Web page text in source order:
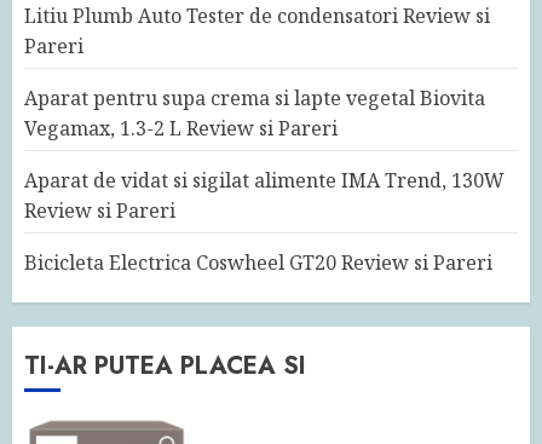
Litiu Plumb Auto Tester de condensatori Review si
Pareri
Aparat pentru supa crema si lapte vegetal Biovita
Vegamax, 1.3-2 L Review si Pareri
Aparat de vidat si sigilat alimente IMA Trend, 130W
Review si Pareri
Bicicleta Electrica Coswheel GT20 Review si Pareri
TI-AR PUTEA PLACEA SI